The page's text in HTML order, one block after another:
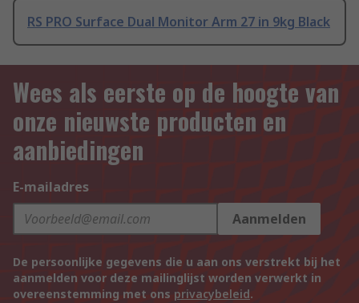
RS PRO Surface Dual Monitor Arm 27 in 9kg Black
Wees als eerste op de hoogte van
onze nieuwste producten en
aanbiedingen
E-mailadres
Aanmelden
De persoonlijke gegevens die u aan ons verstrekt bij het
aanmelden voor deze mailinglijst worden verwerkt in
overeenstemming met ons privacybeleid.